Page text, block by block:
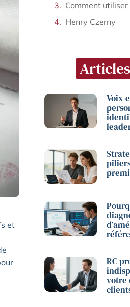
et
Henry Czerny
Voix
RC
votre